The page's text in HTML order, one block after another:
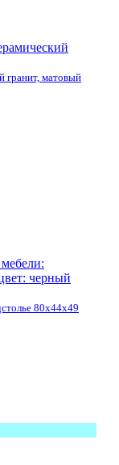
гранит, матовый
80x44x49